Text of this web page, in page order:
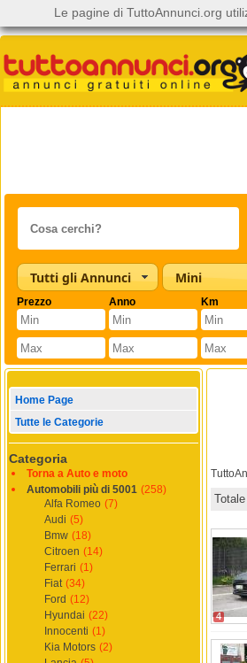
Tutti gli Annunci Mini
Prezzo Anno Km
Home Page
Tutte le Categorie
Categoria
Torna a Auto e moto
Automobili più di 5001 (258)
Alfa Romeo (7)
Audi (5)
Bmw (18)
Citroen (14)
Ferrari (1)
Fiat (34)
Ford (12)
Hyundai (22)
Innocenti (1)
Kia Motors (2)
4
Le pagine di TuttoAnnunci.org